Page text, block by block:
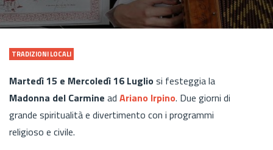
TRADIZIONI LOCALI
Martedì 15 e Mercoledì 16 Lugliosi festeggia la
Madonna del Carmine ad Ariano Irpino. Due giorni di
grande spiritualità e divertimento con i programmi
religioso e civile.